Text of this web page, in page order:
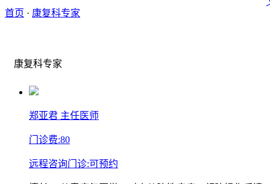
首页 · 康复科专家
康复科专家
​郑亚君 主任医师
门诊费:80
远程咨询门诊:可预约